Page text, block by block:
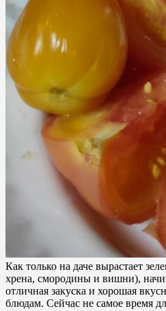
Как только на даче вырастает
хрена, смородины и вишни),
отличная закуска и хорошая
блюдам. Сейчас не самое время